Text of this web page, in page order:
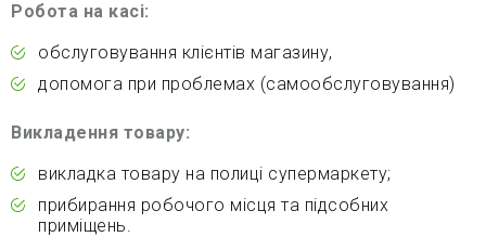
Робота на касі:
обслуговування клієнтів магазину,
допомога при проблемах (самообслуговування)
Викладення товару:
викладка товару на полиці супермаркету;
прибирання робочого місця та підсобних
приміщень.